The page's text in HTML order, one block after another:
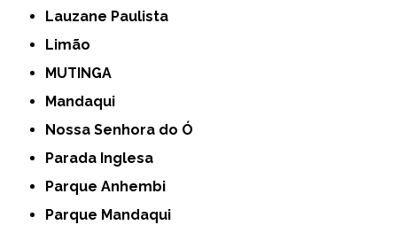
Lauzane Paulista
Limão
MUTINGA
Mandaqui
Nossa Senhora do Ó
Parada Inglesa
Parque Anhembi
Parque Mandaqui